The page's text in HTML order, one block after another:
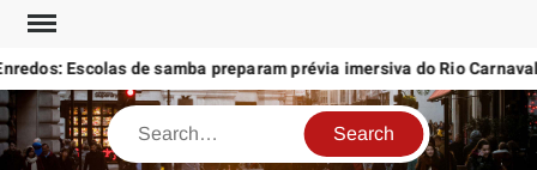
Skip
contentEscolas de samba preparam prévia imersiva do Rio Carnaval
Search